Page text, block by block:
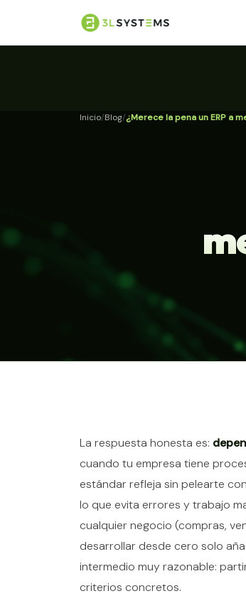
Inicio Blog ¿Merece la pena un ERP a
Contenido
La respuesta honesta es:
cuando tu empresa tiene
estándar refleja sin pelearte
lo que evita errores y trabajo
cualquier negocio (compras,
desarrollar desde cero solo
intermedio muy razonable:
criterios concretos.